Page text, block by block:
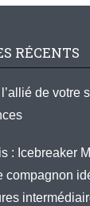
RÉCENTS
de votre
: Icebreaker
compagnon